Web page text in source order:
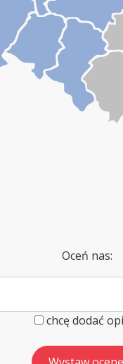
Oceń nas:
chcę dodać